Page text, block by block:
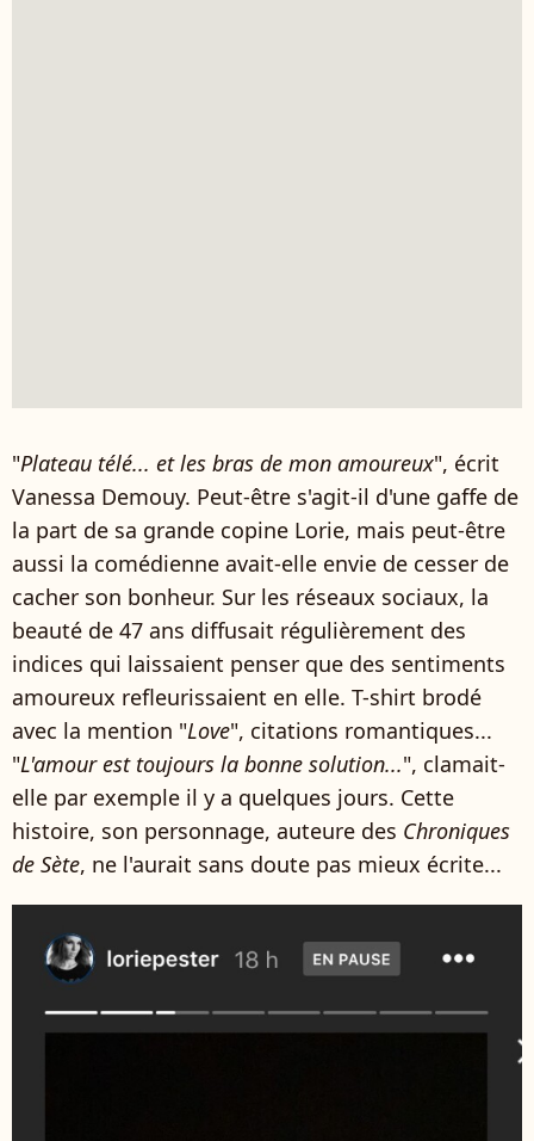
"Plateau télé... et les bras de mon amoureux", écrit
Vanessa Demouy. Peut-être s'agit-il d'une gaffe de
la part de sa grande copine Lorie, mais peut-être
aussi la comédienne avait-elle envie de cesser de
cacher son bonheur. Sur les réseaux sociaux, la
beauté de 47 ans diffusait régulièrement des
indices qui laissaient penser que des sentiments
amoureux refleurissaient en elle. T-shirt brodé
avec la mention "Love", citations romantiques...
"L'amour est toujours la bonne solution...", clamait-
elle par exemple il y a quelques jours. Cette
histoire, son personnage, auteure des Chroniques
de Sète, ne l'aurait sans doute pas mieux écrite...